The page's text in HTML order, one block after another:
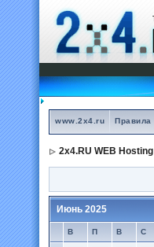
www.2x4.ru Правила
2x4.RU WEB Hosting
Июнь 2025
В П В С